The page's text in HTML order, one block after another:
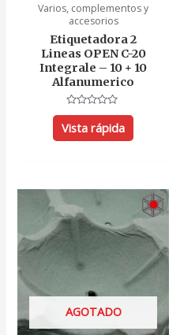
Varios, complementos y
accesorios
Etiquetadora 2
Lineas OPEN C-20
Integrale – 10 + 10
Alfanumerico
Valorado
con
0
de
Vista rápida
AGOTADO